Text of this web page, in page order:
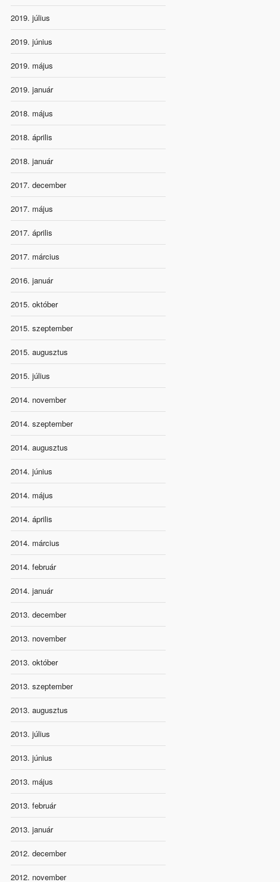
2019. július
2019. június
2019. május
2019. január
2018. május
2018. április
2018. január
2017. december
2017. május
2017. április
2017. március
2016. január
2015. október
2015. szeptember
2015. augusztus
2015. július
2014. november
2014. szeptember
2014. augusztus
2014. június
2014. május
2014. április
2014. március
2014. február
2014. január
2013. december
2013. november
2013. október
2013. szeptember
2013. augusztus
2013. július
2013. június
2013. május
2013. február
2013. január
2012. december
2012. november